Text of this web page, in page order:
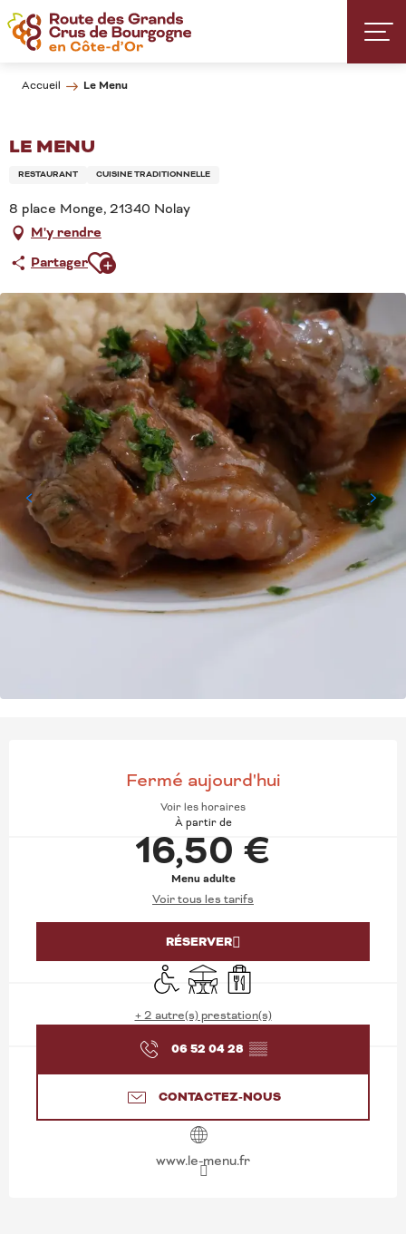
Aller
au
contenu
Accueil Le Menu
LE MENU
RESTAURANT CUISINE TRADITIONNELLE
8 place Monge, 21340 Nolay
M'y rendre
PartagerAjouter aux favoris
OUVERTURE ET
Fermé aujourd'hui
Voir les horaires
À partir de
16,50 €
Menu adulte
Voir tous les tarifs
RÉSERVER
Accès handicapés
TerrasseVente à emporter
+ 2 autre(s) prestation(s)
06 52 04 28 ▒▒
CONTACTEZ-NOUS
www.le-menu.fr